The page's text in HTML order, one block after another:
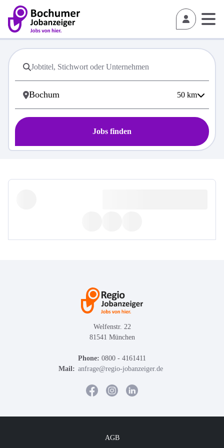
50 km
Jobs finden
Welfenstr. 22
81541 München
Phone: 0800 - 4161411
Mail: anfrage@regio-jobanzeiger.de
AGB